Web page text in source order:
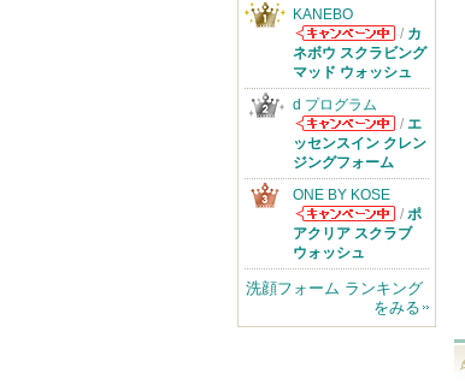
KANEBO
KANEBOから
のお知らせがあ
ります
/ カ
ネボウ スクラビング
マッド ウォッシュ
d プログラム
d プログラムか
らのお知らせが
あります
/ エ
ッセンスイン クレン
ジングフォーム
ONE BY KOSE
ONE BY KOSE
からのお知らせ
があります
/ ポ
アクリア スクラブ
ウォッシュ
洗顔フォーム ランキング
をみる